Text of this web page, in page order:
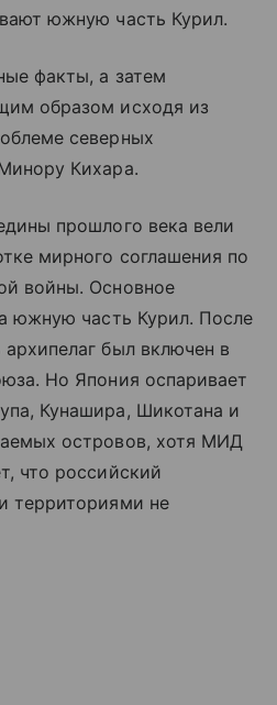
южную часть Курил.
факты, а затем
образом исходя из
северных
Кихара.
прошлого века вели
мирного соглашения по
войны. Основное
южную часть Курил. После
был включен в
Но Япония оспаривает
Кунашира, Шикотана и
островов, хотя МИД
что российский
территориями не